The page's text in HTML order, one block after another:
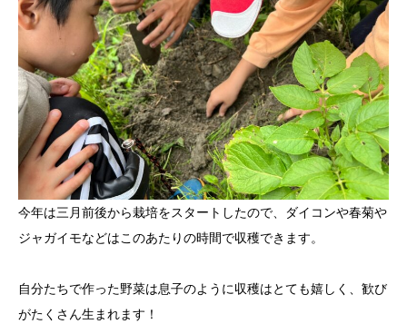
今年は三月前後から栽培をスタートしたので、ダイコンや春菊や
ジャガイモなどはこのあたりの時間で収穫できます。
自分たちで作った野菜は息子のように収穫はとても嬉しく、歓び
がたくさん生まれます！